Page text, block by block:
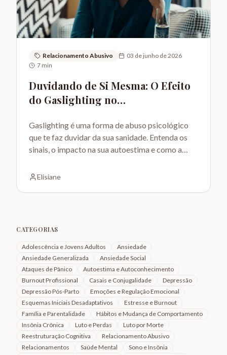
Relacionamento Abusivo
03 de junho de 2026
7min
Duvidando de Si Mesma: O Efeito
do Gaslighting no
Gaslighting é uma forma de abuso psicológico
que te faz duvidar da sua sanidade. Entenda os
sinais, o impacto na sua autoestima e como a
Elisiane
CATEGORIAS
Adolescência e Jovens Adultos
Ansiedade
Ansiedade Generalizada
Ansiedade Social
Ataques de Pânico
Autoestima e Autoconhecimento
Burnout Profissional
Casais e Conjugalidade
Depressão
Depressão Pós-Parto
Emoções e Regulação Emocional
Esquemas Iniciais Desadaptativos
Estresse e Burnout
Família e Parentalidade
Hábitos e Mudança de Comportamento
Insônia Crônica
Luto e Perdas
Luto por Morte
Reestruturação Cognitiva
Relacionamento Abusivo
Relacionamentos
Saúde Mental
Sono e Insônia